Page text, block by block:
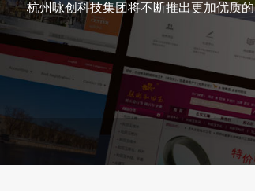
杭州咏创科技集团将不断推出更加优质